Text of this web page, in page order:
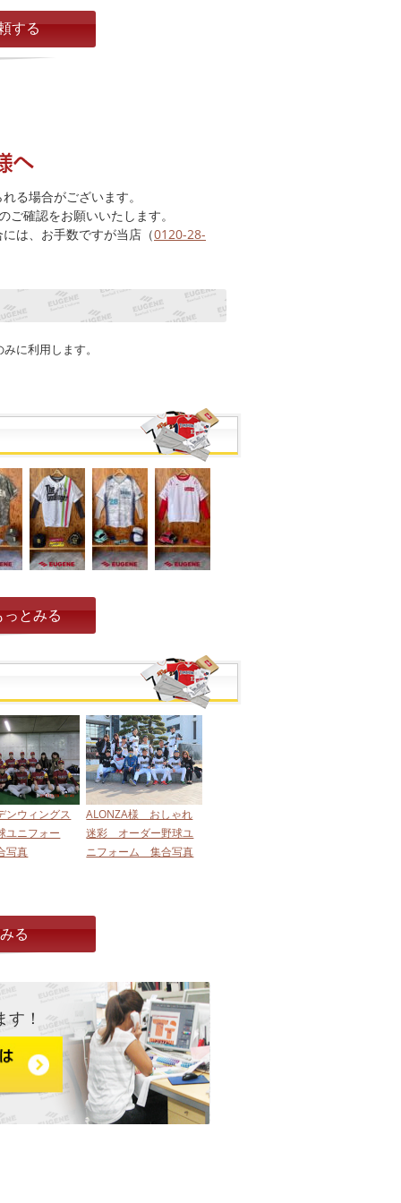
る場合がございます。
確認をお願いいたします。
は、お手数ですが当店（0120-28-
に利用します。
とみる
ンウィングス
ニフォー
写真
ALONZA様 おしゃれ
迷彩 オーダー野球ユ
ニフォーム 集合写真
る
！